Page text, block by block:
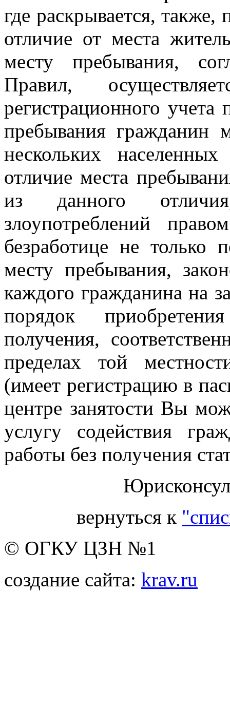
где раскрывается,
отличие от места
месту пребывания,
Правил,
регистрационного
пребывания гражданин
нескольких
отличие места
из данного
злоупотреблений
безработице не
месту пребывания,
каждого гражданина на
порядок
получения,
пределах той
(имеет регистрацию в
центре занятости Вы
услугу содействия
работы без получения
вернуться к
© ОГКУ ЦЗН №1
создание сайта: krav.ru